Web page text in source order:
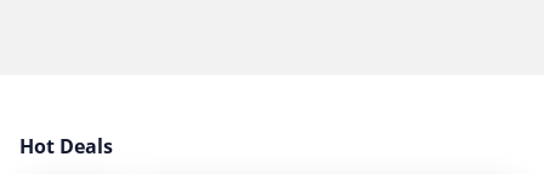
Garten, Haushalt & Tiere
Hot Deals